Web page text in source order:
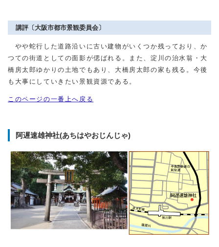
講評〔大阪市都市景観委員会〕
やや蛇行した道路沿いに古い建物がいくつか残っており、か
つての街道としての面影が偲ばれる。また、淀川の治水翁・大
橋房太郎ゆかりの土地でもあり、大橋房太郎の家も残る。今後
も大事にしていきたい景観資源である。
このページの一番上へ戻る
阿遅速雄神社(あちはやおじんじゃ)